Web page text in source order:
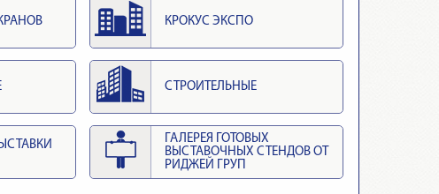
КРОКУС ЭКСПО
СТРОИТЕЛЬНЫЕ
ГАЛЕРЕЯ ГОТОВЫХ
ВЫСТАВОЧНЫХ СТЕНДОВ ОТ
РИДЖЕЙ ГРУП